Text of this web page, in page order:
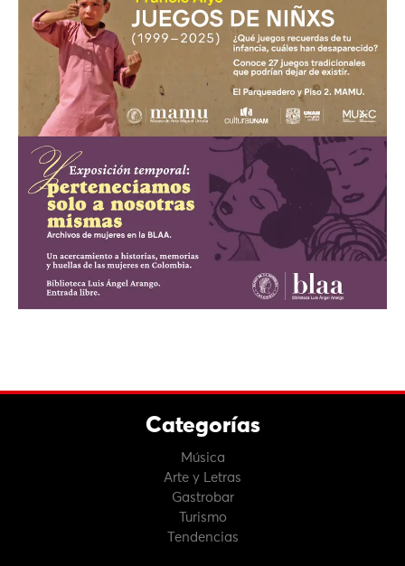
Categorías
Música
Arte y Letras
Gastrobar
Turismo
Tendencias